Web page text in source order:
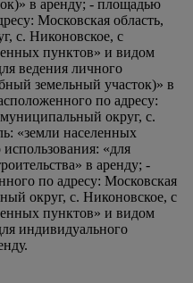
в аренду; - площадью
Московская область,
с. Никоновское, с
пунктов» и видом
ведения личного
земельный участок)» в
по адресу:
округ, с.
«земли населенных
«для
в аренду; -
по адресу: Московская
округ, с. Никоновское, с
пунктов» и видом
индивидуального